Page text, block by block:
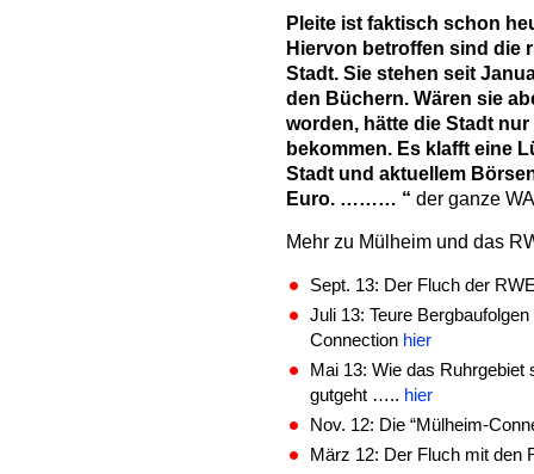
Pleite ist faktisch schon
Hiervon betroffen sind die
Stadt. Sie stehen seit
den Büchern. Wären sie
worden, hätte die Stadt
bekommen. Es klafft eine
Stadt und aktuellem
Euro. ……… “ der ganze
Mehr zu Mülheim und das
Sept. 13: Der Fluch der
Juli 13: Teure
Connection hier
Mai 13: Wie das
gutgeht ….. hier
Nov. 12: Die “Mülheim-
März 12: Der Fluch mit den